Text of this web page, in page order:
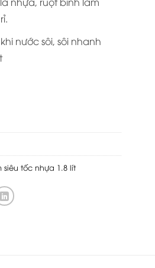
nước sôi, sôi nhanh
siêu tốc nhựa 1.8 lít